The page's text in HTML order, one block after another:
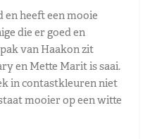
en heeft een mooie
die er goed en
van Haakon zit
en Mette Marit is saai.
in contastkleuren niet
mooier op een witte